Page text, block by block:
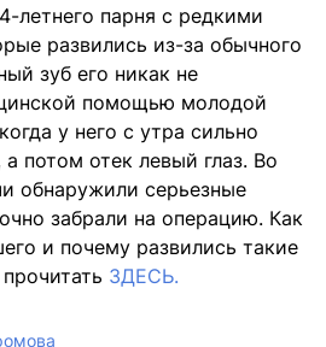
летнего парня с редкими
развились из-за обычного
зуб его никак не
помощью молодой
у него с утра сильно
а потом отек левый глаз. Во
обнаружили серьезные
забрали на операцию. Как
и почему развились такие
ЗДЕСЬ.